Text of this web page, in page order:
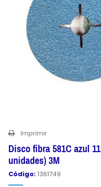
Imprimir
Disco fibra 581C azul
unidades) 3M
Código:1361749